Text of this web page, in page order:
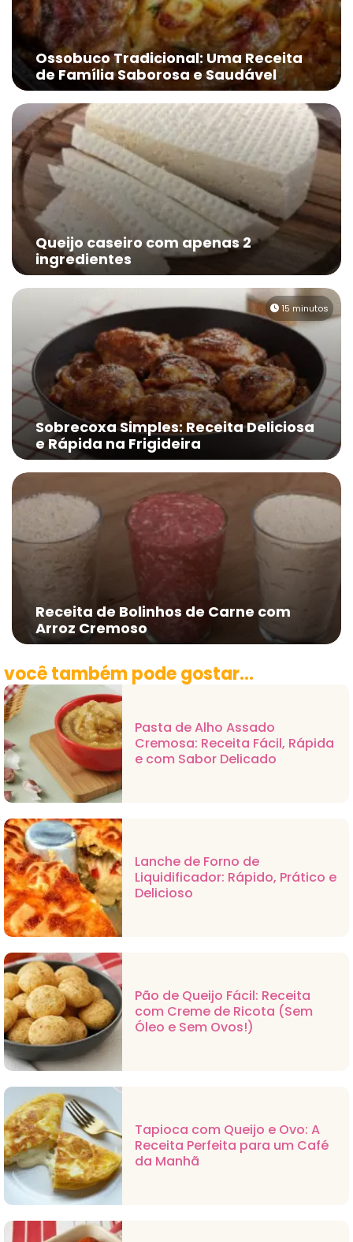
Ossobuco Tradicional: Uma Receita
de Família Saborosa e Saudável
Queijo caseiro com apenas 2
ingredientes
15 minutos
Sobrecoxa Simples: Receita Deliciosa
e Rápida na Frigideira
Receita de Bolinhos de Carne com
Arroz Cremoso
você também pode gostar...
Pasta de Alho Assado
Cremosa: Receita Fácil, Rápida
e com Sabor Delicado
Lanche de Forno de
Liquidificador: Rápido, Prático e
Delicioso
Pão de Queijo Fácil: Receita
com Creme de Ricota (Sem
Óleo e Sem Ovos!)
Tapioca com Queijo e Ovo: A
Receita Perfeita para um Café
da Manhã